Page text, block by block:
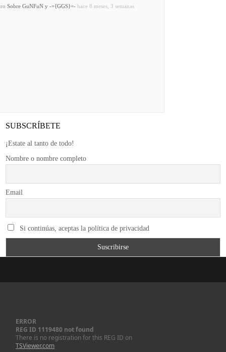
Sobre GuNFuN y -={GGS}=- hace 8 meses, 3 semanas
SUBSCRÍBETE
¡Estate al tanto de todo!
Nombre o nombre completo
Email
Si continúas, aceptas la política de privacidad
ERROR
REG ID 1119480 not found
There is no registration for this REG ID on
TSViewer.com